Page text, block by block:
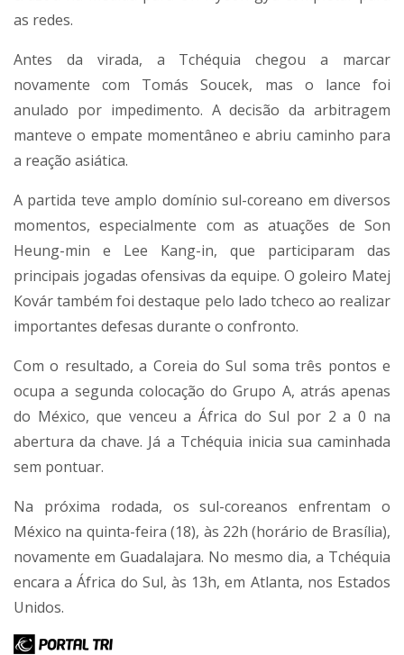
as redes.
Antes da virada, a Tchéquia chegou a marcar
novamente com Tomás Soucek, mas o lance foi
anulado por impedimento. A decisão da arbitragem
manteve o empate momentâneo e abriu caminho para
a reação asiática.
A partida teve amplo domínio sul-coreano em diversos
momentos, especialmente com as atuações de Son
Heung-min e Lee Kang-in, que participaram das
principais jogadas ofensivas da equipe. O goleiro Matej
Kovár também foi destaque pelo lado tcheco ao realizar
importantes defesas durante o confronto.
Com o resultado, a Coreia do Sul soma três pontos e
ocupa a segunda colocação do Grupo A, atrás apenas
do México, que venceu a África do Sul por 2 a 0 na
abertura da chave. Já a Tchéquia inicia sua caminhada
sem pontuar.
Na próxima rodada, os sul-coreanos enfrentam o
México na quinta-feira (18), às 22h (horário de Brasília),
novamente em Guadalajara. No mesmo dia, a Tchéquia
encara a África do Sul, às 13h, em Atlanta, nos Estados
Unidos.